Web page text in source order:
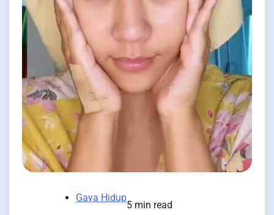
Gaya Hidup
5 min read